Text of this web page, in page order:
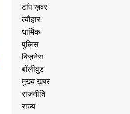
टॉप ख़बर
त्यौहार
धार्मिक
पुलिस
बिज़नेस
बॉलीवुड
मुख्य ख़बर
राजनीति
राज्य